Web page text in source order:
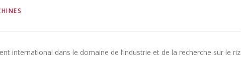
international dans le domaine de l’industrie et de la recherche sur le riz